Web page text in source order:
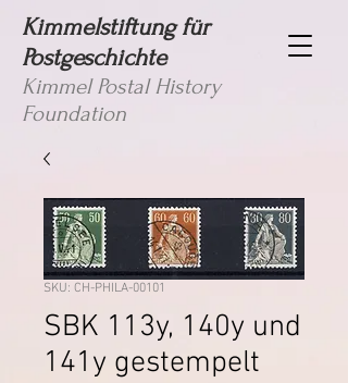
Kimmelstiftung für
Postgeschichte
Kimmel Postal History
Foundation
SKU: CH-PHILA-00101
SBK 113y, 140y und
141y gestempelt